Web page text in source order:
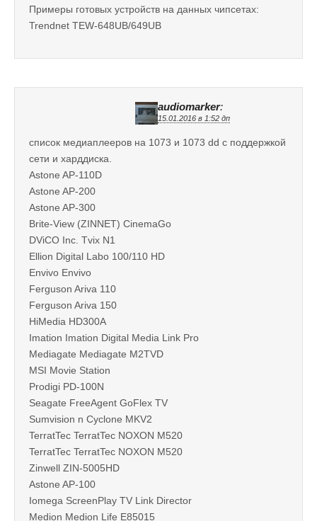
Примеры готовых устройств на данных чипсетах:
Trendnet TEW-648UB/649UB
audiomarker:
15.01.2016 в 1:52 дп
список медиаплееров на 1073 и 1073 dd с поддержкой
сети и харддиска.
Astone AP-110D
Astone AP-200
Astone AP-300
Brite-View (ZINNET) CinemaGo
DViCO Inc. Tvix N1
Ellion Digital Labo 100/110 HD
Envivo Envivo
Ferguson Ariva 110
Ferguson Ariva 150
HiMedia HD300A
Imation Imation Digital Media Link Pro
Mediagate Mediagate M2TVD
MSI Movie Station
Prodigi PD-100N
Seagate FreeAgent GoFlex TV
Sumvision n Cyclone MKV2
TerratTec TerratTec NOXON M520
TerratTec TerratTec NOXON M520
Zinwell ZIN-5005HD
Astone AP-100
Iomega ScreenPlay TV Link Director
Medion Medion Life E85015